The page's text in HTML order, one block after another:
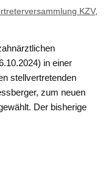
KZV,
in einer
stellvertretenden
zum neuen
Der bisherige